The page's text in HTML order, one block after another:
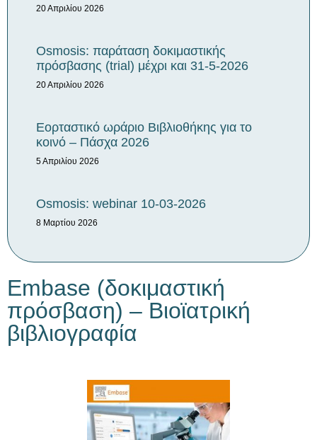
20 Απριλίου 2026
Osmosis: παράταση δοκιμαστικής
πρόσβασης (trial) μέχρι και 31-5-2026
20 Απριλίου 2026
Εορταστικό ωράριο Βιβλιοθήκης για το
κοινό – Πάσχα 2026
5 Απριλίου 2026
Osmosis: webinar 10-03-2026
8 Μαρτίου 2026
Embase (δοκιμαστική
πρόσβαση) – Βιοϊατρική
βιβλιογραφία